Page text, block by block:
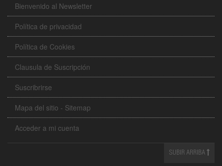
Bienvenido al Newsletter
Política de privacidad
Política de Cookies
Clausula de Suscripción
Suscribrirse
Mapa del sitio - Sitemap
Acceder a mi cuenta
SUBIR ARRIBA